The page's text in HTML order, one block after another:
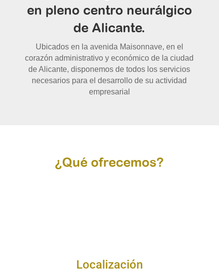
en pleno centro neurálgico
de Alicante.
Ubicados en la avenida Maisonnave, en el
corazón administrativo y económico de la ciudad
de Alicante, disponemos de todos los servicios
necesarios para el desarrollo de su actividad
empresarial
¿Qué ofrecemos?
Localización